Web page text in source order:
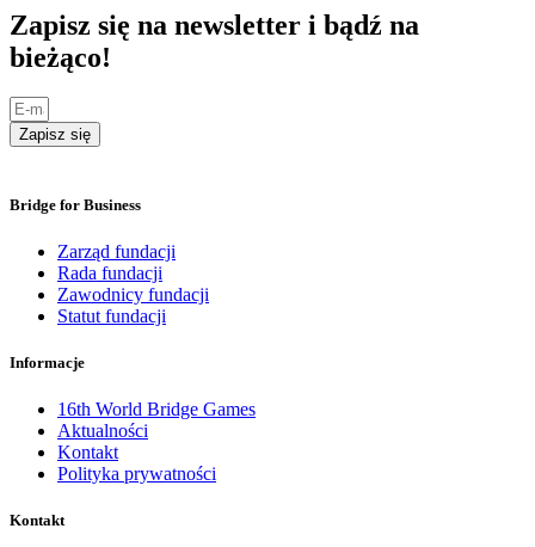
Zapisz się na newsletter i bądź na
bieżąco!
Zapisz się
Bridge for Business
Zarząd fundacji
Rada fundacji
Zawodnicy fundacji
Statut fundacji
Informacje
16th World Bridge Games
Aktualności
Kontakt
Polityka prywatności
Kontakt